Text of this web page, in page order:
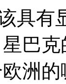
具有
巴
欧洲